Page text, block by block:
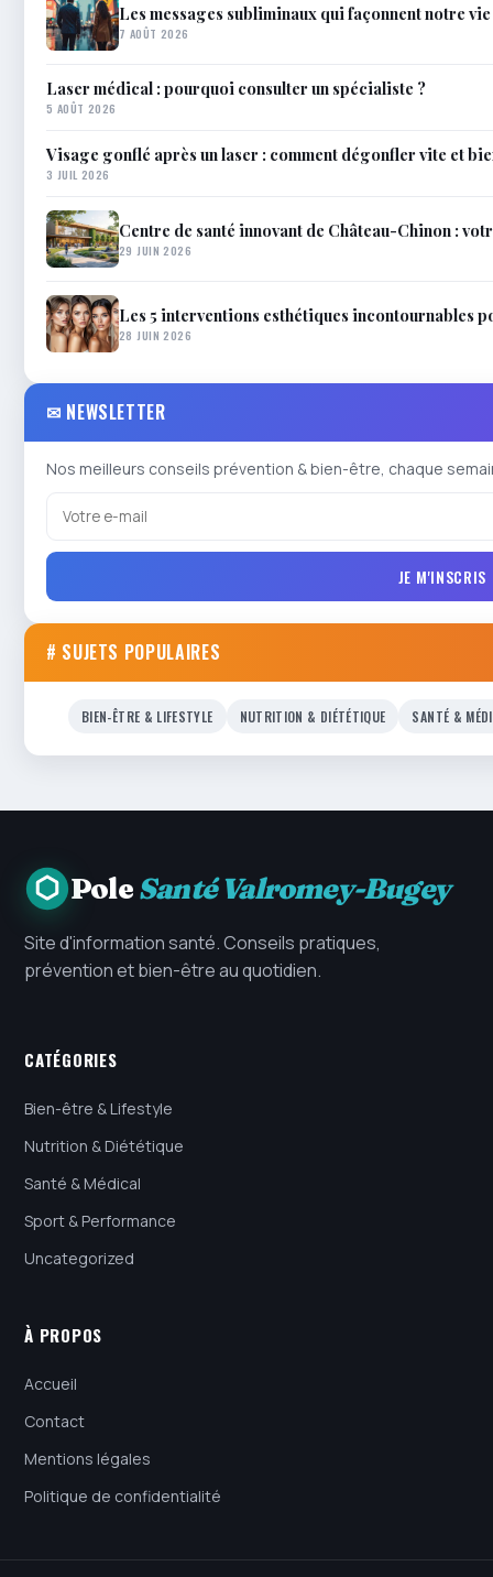
Les messages subliminaux qui façonnent notre vie
7 AOÛT 2026
Laser médical : pourquoi consulter un spécialiste ?
5 AOÛT 2026
Visage gonflé après un laser : comment dégonfler vite et
3 JUIL 2026
Centre de santé innovant de Château-Chinon :
29 JUIN 2026
Les 5 interventions esthétiques incontournables
28 JUIN 2026
✉ NEWSLETTER
Nos meilleurs conseils prévention & bien-être, chaque
JE M'INSCRIS
# SUJETS POPULAIRES
BIEN-ÊTRE & LIFESTYLE NUTRITION & DIÉTÉTIQUE SANTÉ &
PoleSanté Valromey-Bugey
Site d'information santé. Conseils pratiques,
prévention et bien-être au quotidien.
CATÉGORIES
Bien-être & Lifestyle
Nutrition & Diététique
Santé & Médical
Sport & Performance
Uncategorized
À PROPOS
Accueil
Contact
Mentions légales
Politique de confidentialité